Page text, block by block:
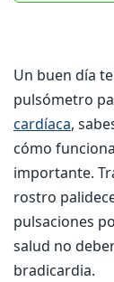
Un buen día
pulsómetro
cardíaca,
cómo
importante.
rostro
pulsaciones
salud no
bradicardia.